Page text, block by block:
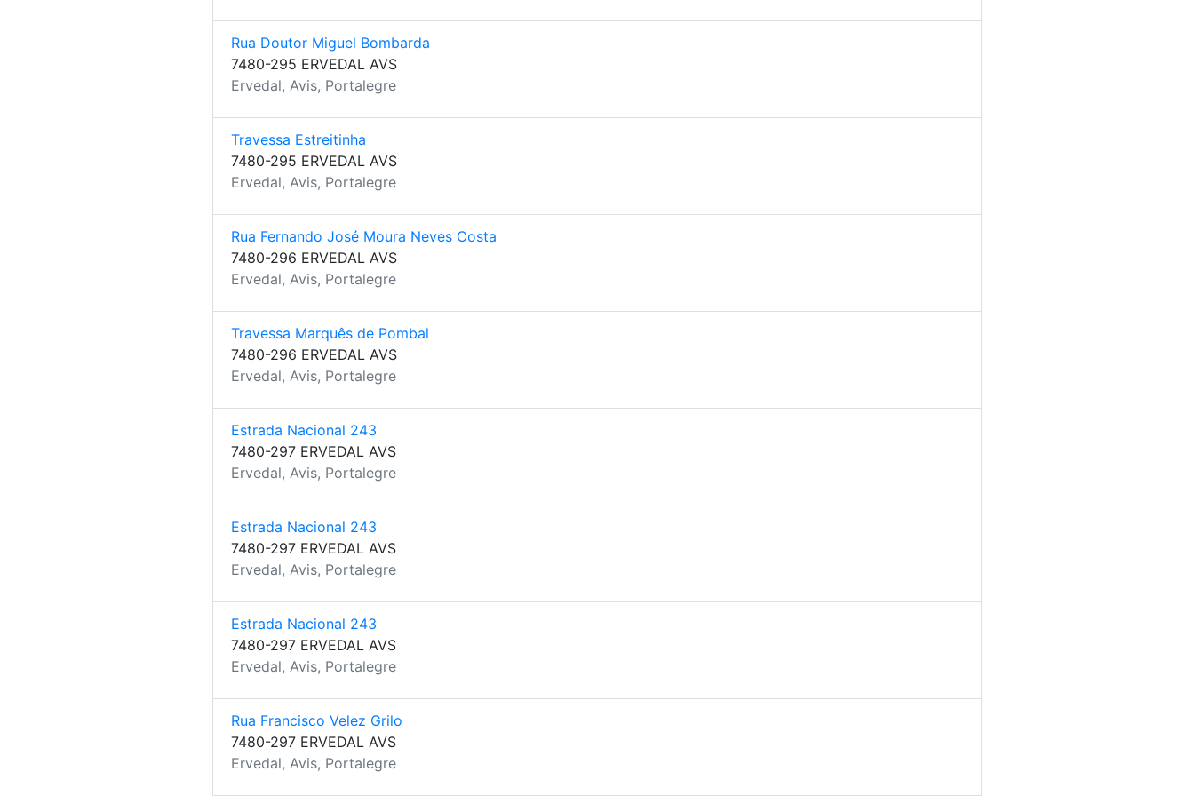
Rua Doutor Miguel Bombarda
7480-295 ERVEDAL AVS
Ervedal, Avis, Portalegre
Travessa Estreitinha
7480-295 ERVEDAL AVS
Ervedal, Avis, Portalegre
Rua Fernando José Moura Neves Costa
7480-296 ERVEDAL AVS
Ervedal, Avis, Portalegre
Travessa Marquês de Pombal
7480-296 ERVEDAL AVS
Ervedal, Avis, Portalegre
Estrada Nacional 243
7480-297 ERVEDAL AVS
Ervedal, Avis, Portalegre
Estrada Nacional 243
7480-297 ERVEDAL AVS
Ervedal, Avis, Portalegre
Estrada Nacional 243
7480-297 ERVEDAL AVS
Ervedal, Avis, Portalegre
Rua Francisco Velez Grilo
7480-297 ERVEDAL AVS
Ervedal, Avis, Portalegre